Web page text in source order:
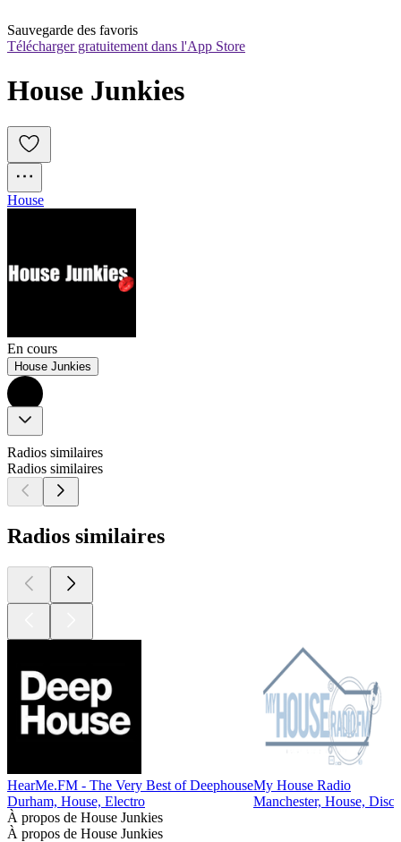
Sauvegarde des favoris
Télécharger gratuitement dans l'App Store
House Junkies
House
En cours
House Junkies
Radios similaires
Radios similaires
Radios similaires
HearMe.FM - The Very Best of Deephouse
Durham, House, Electro
My House Radio
Manchester, House, Disco
À propos de House Junkies
À propos de House Junkies